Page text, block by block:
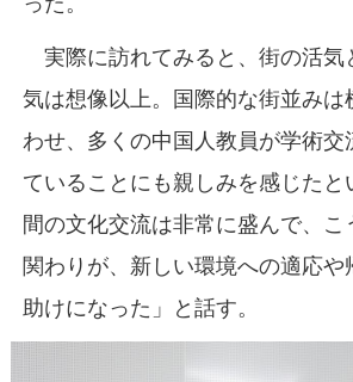
実際に訪れてみると、街の活気
気は想像以上。国際的な街並みは
わせ、多くの中国人教員が学術交
ていることにも親しみを感じたと
間の文化交流は非常に盛んで、こ
関わりが、新しい環境への適応や
助けになった」と話す。